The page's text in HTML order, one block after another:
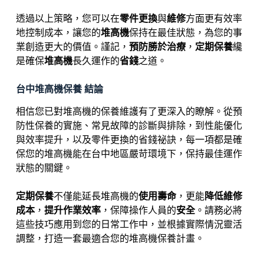
透過以上策略，您可以在零件更換與維修方面更有效率
地控制成本，讓您的堆高機保持在最佳狀態，為您的事
業創造更大的價值。謹記， 預防勝於治療， 定期保養纔
是確保堆高機長久運作的省錢之道。
台中堆高機保養 結論
相信您已對堆高機的保養維護有了更深入的瞭解。從預
防性保養的實施、常見故障的診斷與排除，到性能優化
與效率提升，以及零件更換的省錢祕訣，每一項都是確
保您的堆高機能在台中地區嚴苛環境下，保持最佳運作
狀態的關鍵。
定期保養不僅能延長堆高機的使用壽命，更能降低維修
成本， 提升作業效率，保障操作人員的安全。請務必將
這些技巧應用到您的日常工作中，並根據實際情況靈活
調整，打造一套最適合您的堆高機保養計畫。